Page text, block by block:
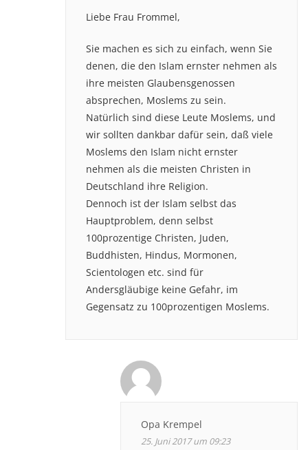
Liebe Frau Frommel,
Sie machen es sich zu einfach, wenn Sie
denen, die den Islam ernster nehmen als
ihre meisten Glaubensgenossen
absprechen, Moslems zu sein.
Natürlich sind diese Leute Moslems, und
wir sollten dankbar dafür sein, daß viele
Moslems den Islam nicht ernster
nehmen als die meisten Christen in
Deutschland ihre Religion.
Dennoch ist der Islam selbst das
Hauptproblem, denn selbst
100prozentige Christen, Juden,
Buddhisten, Hindus, Mormonen,
Scientologen etc. sind für
Andersgläubige keine Gefahr, im
Gegensatz zu 100prozentigen Moslems.
Opa Krempel
25. Juni 2017 um 09:23